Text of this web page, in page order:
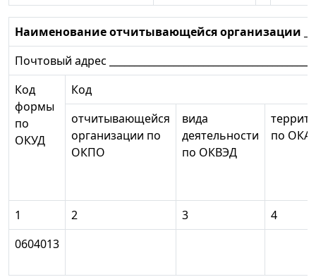
Наименование отчитывающейся организации
Почтовый адрес
Код
формы
по
ОКУД
Код
отчитывающейся
организации по
ОКПО
вида
деятельности
по ОКВЭД
по
1 2 3
4
0604013